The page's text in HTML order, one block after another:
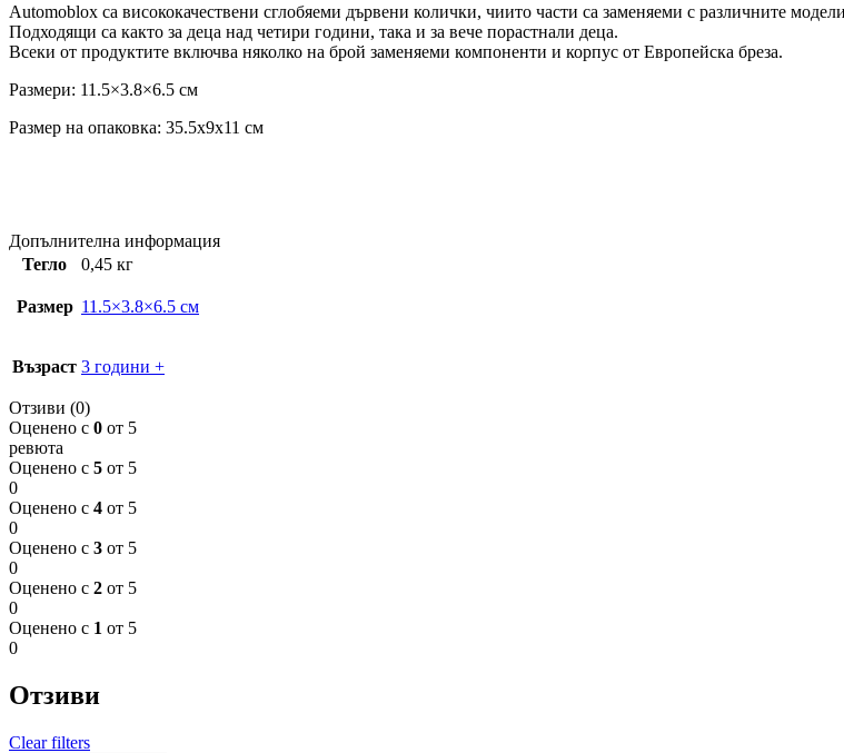
Automoblox са висококачествени сглобяеми дървени колички, чиито части са заменяеми с различните
Подходящи са както за деца над четири години, така и за вече порастнали деца.
Всеки от продуктите включва няколко на брой заменяеми компоненти и корпус от Европейска бреза.
Размери: 11.5×3.8×6.5 см
Размер на опаковка: 35.5x9x11 см
Допълнителна информация
Тегло
0,45 кг
Размер 11.5×3.8×6.5 см
Възраст 3 години +
Отзиви (0)
Оценено с 0 от 5
ревюта
Оценено с 5 от 5
0
Оценено с 4 от 5
0
Оценено с 3 от 5
0
Оценено с 2 от 5
0
Оценено с 1 от 5
0
Отзиви
Clear filters